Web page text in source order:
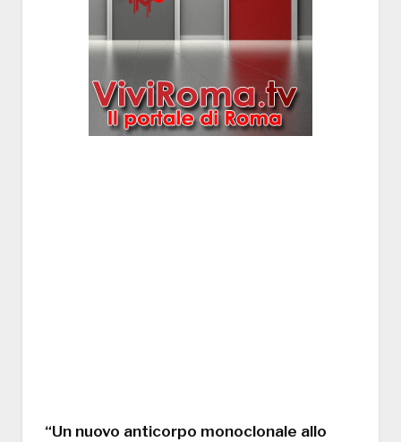
“Un nuovo anticorpo monoclonale allo